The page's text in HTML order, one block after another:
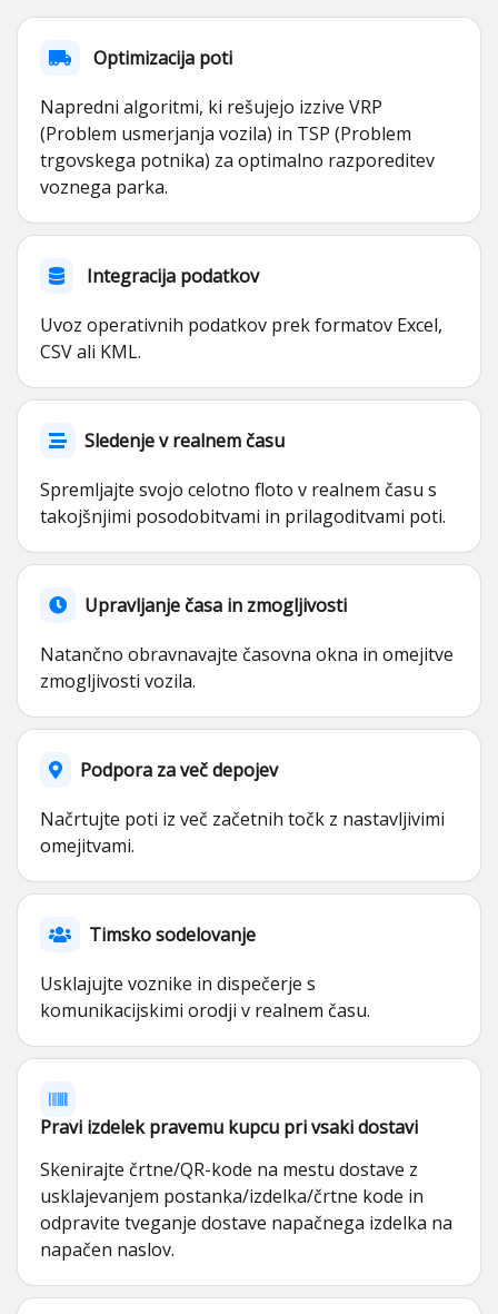
Optimizacija poti
Napredni algoritmi, ki rešujejo izzive VRP
(Problem usmerjanja vozila) in TSP (Problem
trgovskega potnika) za optimalno razporeditev
voznega parka.
Integracija podatkov
Uvoz operativnih podatkov prek formatov Excel,
CSV ali KML.
Sledenje v realnem času
Spremljajte svojo celotno floto v realnem času s
takojšnjimi posodobitvami in prilagoditvami poti.
Upravljanje časa in zmogljivosti
Natančno obravnavajte časovna okna in omejitve
zmogljivosti vozila.
Podpora za več depojev
Načrtujte poti iz več začetnih točk z nastavljivimi
omejitvami.
Timsko sodelovanje
Usklajujte voznike in dispečerje s
komunikacijskimi orodji v realnem času.
Pravi izdelek pravemu kupcu pri vsaki dostavi
Skenirajte črtne/QR-kode na mestu dostave z
usklajevanjem postanka/izdelka/črtne kode in
odpravite tveganje dostave napačnega izdelka na
napačen naslov.